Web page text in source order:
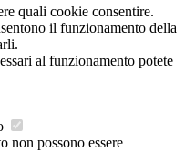
quali cookie consentire.
il funzionamento della
al funzionamento potete
non possono essere